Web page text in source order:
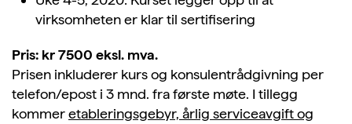
virksomheten er klar til sertifisering
Pris: kr 7500 eksl. mva.
Prisen inkluderer kurs og konsulentrådgivning per
telefon/epost i 3 mnd. fra første møte. I tillegg
kommeretableringsgebyr, årlig serviceavgift og